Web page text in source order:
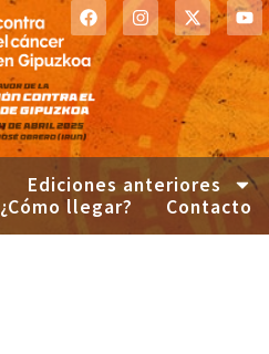
Ediciones anteriores
¿Cómo llegar?
Contacto